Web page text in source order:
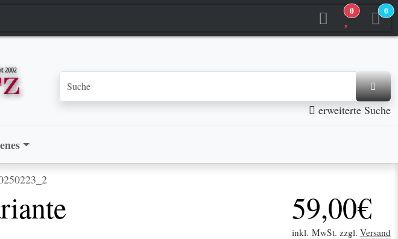
0 0
erweiterte Suche
59,00€
inkl. MwSt. zzgl. Versand